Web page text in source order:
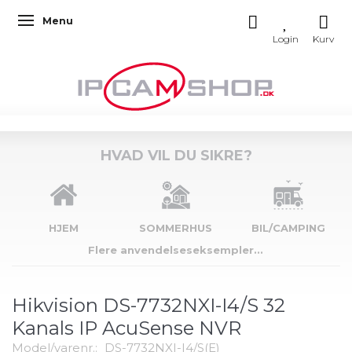
Skifte navigation
Menu
HVAD VIL DU SIKRE?
HJEM SOMMERHUS
BIL/CAMPING
Flere anvendelseseksempler...
Hikvision DS-7732NXI-I4/S 32
Kanals IP AcuSense NVR
Model/varenr.: DS-7732NXI-I4/S(E)